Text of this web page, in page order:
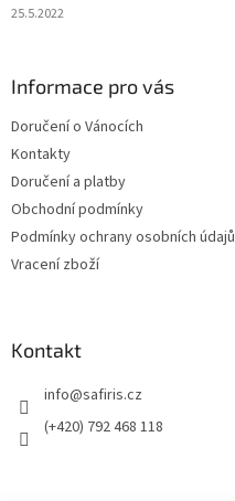
25.5.2022
Informace pro vás
Doručení o Vánocích
Kontakty
Doručení a platby
Obchodní podmínky
Podmínky ochrany osobních údajů
Vracení zboží
Kontakt
info@safiris.cz
(+420) 792 468 118